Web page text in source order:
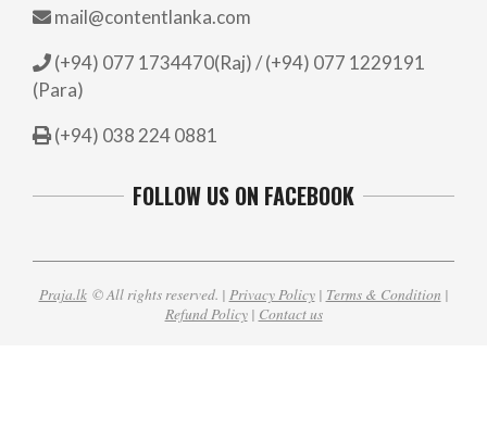
mail@contentlanka.com
(+94) 077 1734470(Raj) / (+94) 077 1229191
(Para)
(+94) 038 224 0881
FOLLOW US ON FACEBOOK
Praja.lk© All rights reserved. | Privacy Policy| Terms & Condition |
Refund Policy| Contact us